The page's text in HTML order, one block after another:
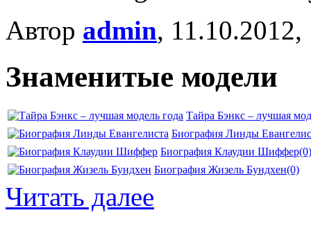
Автор admin,
Знаменитые модели
Тайра Бэнкс – лучшая
Биография Линды
Биография Клаудии Шиффер(0)
Биография Жизель Бундхен(0)
Читать далее